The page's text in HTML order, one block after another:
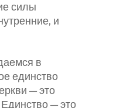
силы
и
в
единство
— это
— это